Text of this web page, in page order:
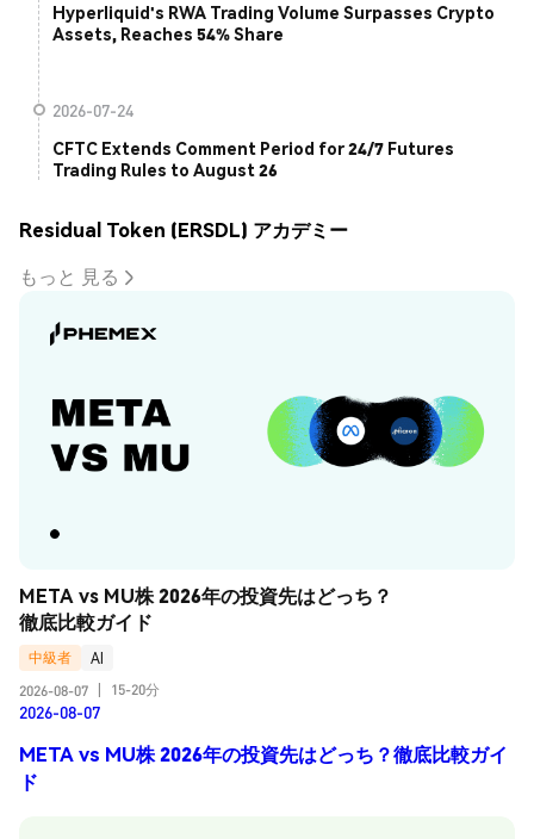
Hyperliquid's RWA Trading Volume Surpasses Crypto
Assets, Reaches 54% Share
2026-07-24
CFTC Extends Comment Period for 24/7 Futures
Trading Rules to August 26
Residual Token (ERSDL) アカデミー
もっと 見る
META vs MU株 2026年の投資先はどっち？
徹底比較ガイド
中級者
AI
2026-08-07
15-20分
2026-08-07
META vs MU株 2026年の投資先はどっち？徹底比較ガイ
ド